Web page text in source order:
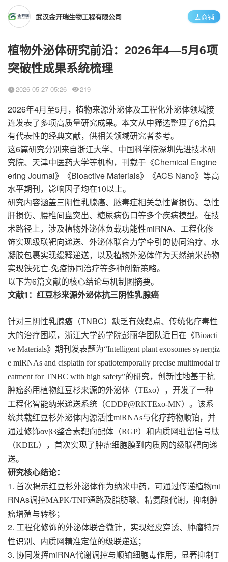
武汉金开瑞生物工程有限公司 去商铺
植物外泌体研究前沿：2026年4—5月6项
突破性成果系统梳理
2026-05-27 05:26 219
2026年4月至5月，植物来源外泌体及工程化外泌体领域接
连发表了多项高质量研究成果。本文从中筛选整理了6篇具
有代表性的经典文献，供相关领域研究者参考。
这6篇研究分别来自浙江大学、中国科学院深圳先进技术研
究院、天津中医药大学等机构，刊载于《Chemical Engine
ering Journal》《Bioactive Materials》
《ACS Nano》 等高
水平期刊，影响因子均在10以上。
研究内容涵盖三阴性乳腺癌、脓毒症相关急性肾损伤、急性
肝损伤、腰椎间盘突出、糖尿病伤口等多个疾病模型。在技
术路径上，涉及植物外泌体负载功能性miRNA、工程化修
饰实现级联靶向递送、外泌体联合力学牵引的协同治疗、水
凝胶包裹实现缓释递送， 以及植物外泌体作为天然纳米药物
实现铁死亡-免疫协同治疗等多种创新策略。
以下为6篇文献的核心结论与机制图摘要。
文献1：红豆杉来源外泌体抗三阴性乳腺癌
针对三阴性乳腺癌（TNBC）缺乏有效靶点、传统化疗毒性
大的治疗困境，浙江大学药学院彭丽华团队近日在《Bioacti
ve Materials》期刊发表题为“Intelligent plant exosomes synergiz
e miRNAs and cisplatin for spatiotemporally precise multimodal tr
eatment for TNBC with high safety”的研究，创新性地基于抗
肿瘤药用植物红豆杉来源的外泌体（TExo），开发了一种
工程化智能纳米递送系统（CDDP@RKTExo-MN）。该系
统共载红豆杉外泌体内源活性miRNAs与化疗药物顺铂，并
通过修饰αvβ3整合素靶向配体（RGP）和内质网驻留信号肽
（KDEL），首次实现了肿瘤细胞膜到内质网的级联靶向递
送。
研究核心结论：
1. 首次揭示红豆杉外泌体作为纳米中药，可通过传递植物mi
RNAs调控MAPK/TNF通路及脂肪酸、精氨酸代谢，抑制肿
瘤增殖与转移；
2. 工程化修饰的外泌体联合微针，实现经皮穿透、肿瘤特异
性识别、内质网精准定位的级联递送；
3. 协同发挥miRNA代谢调控与顺铂细胞毒作用，显著抑制 T